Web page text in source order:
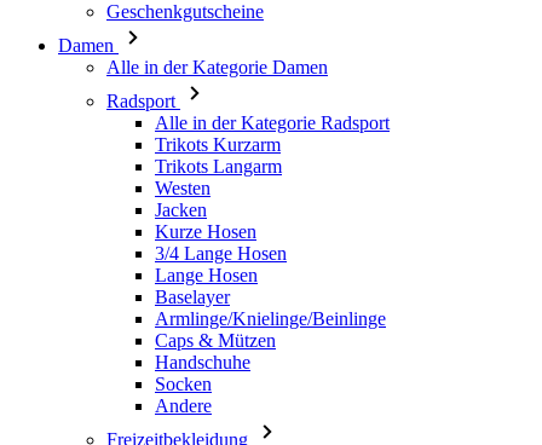
Alle in der Kategorie Radsport
Trikots Langarm
Westen
Jacken
Kurze Hosen
3/4 Lange Hosen
Lange Hosen
Baselayer
Armlinge/Knielinge/Beinlinge
Caps & Mützen
Handschuhe
Socken
Andere
Freizeitbekleidung
Alle in der Kategorie Freizeitbekleidung
T-Shirts
Hoodie
Caps & Mützen